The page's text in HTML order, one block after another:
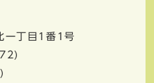
一丁目1番1号